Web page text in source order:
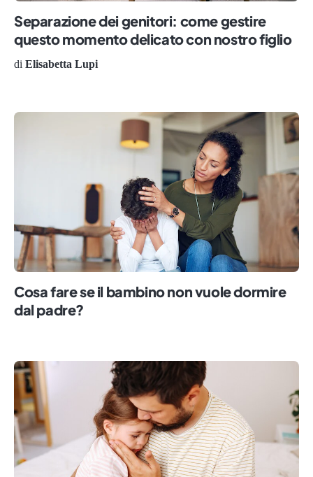
Separazione dei genitori: come gestire
questo momento delicato con nostro figlio
di Elisabetta Lupi
Cosa fare se il bambino non vuole dormire
dal padre?